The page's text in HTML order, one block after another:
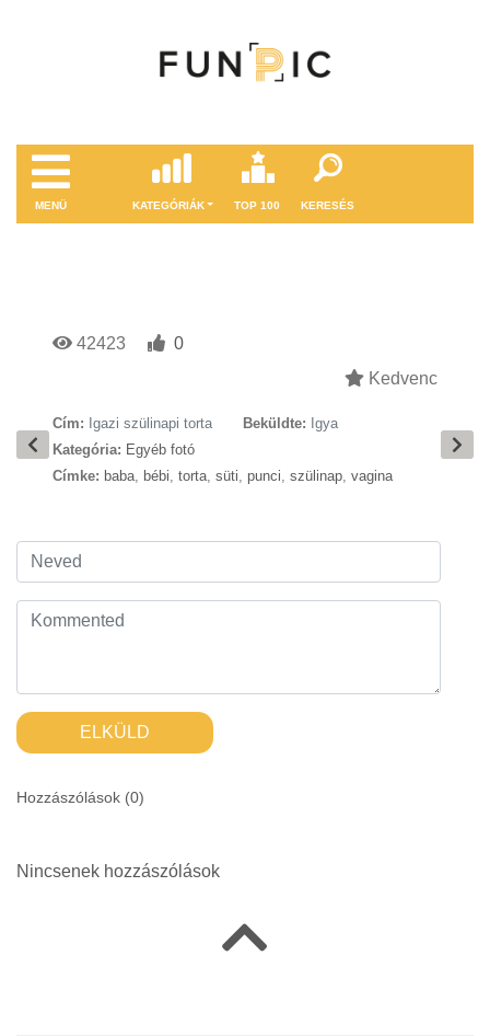
MENÜ KATEGÓRIÁK TOP 100 KERESÉS
42423
0
Kedvenc
Cím: Igazi szülinapi torta Beküldte: Igya
Kategória: Egyéb fotó
Címke: baba, bébi, torta, süti, punci, szülinap, vagina
ELKÜLD
Hozzászólások (0)
Nincsenek hozzászólások